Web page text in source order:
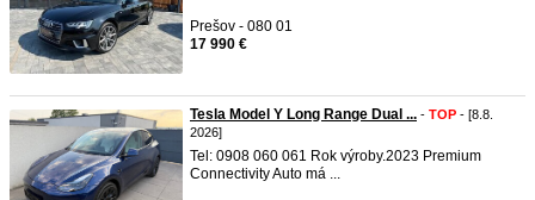
Prešov - 080 01
17 990 €
Tesla Model Y Long Range Dual ... - TOP - [8.8.
2026]
Tel: 0908 060 061 Rok výroby.2023 Premium
Connectivity Auto má ...